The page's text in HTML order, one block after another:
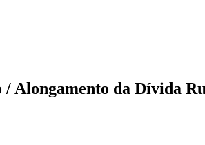
Alongamento da Dívida